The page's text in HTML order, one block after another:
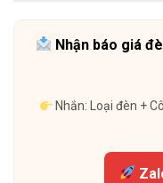
Nhận báo giá
Nhắn: Loại đèn +